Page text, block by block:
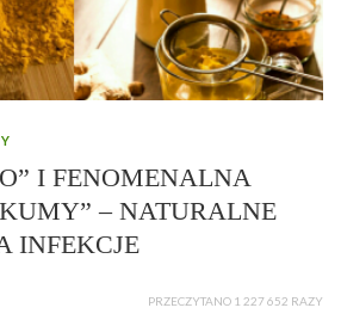
I FENOMENALNA
– NATURALNE
INFEKCJE
PRZECZYTANO 1 227 652 RAZY